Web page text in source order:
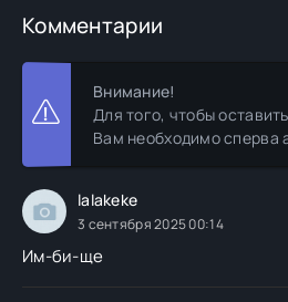
Комментарии
Внимание!
Для того, чтобы
Вам необходимо сперва
lalakeke
3 сентября 2025 00:14
Им-би-ще